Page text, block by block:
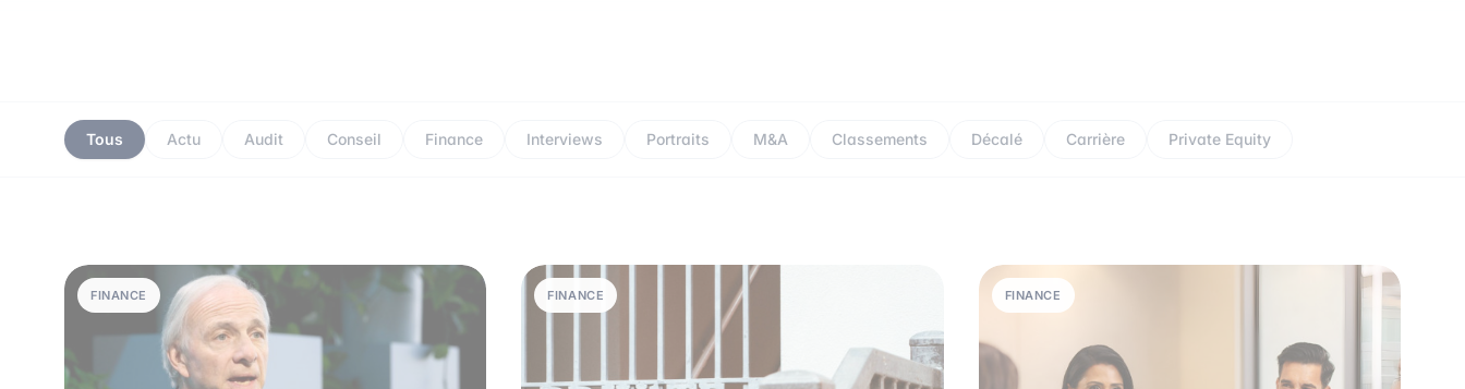
Tous Actu Audit Conseil Finance Interviews Portraits M&A Classements Décalé Carrière Private Equity
FINANCE FINANCE FINANCE